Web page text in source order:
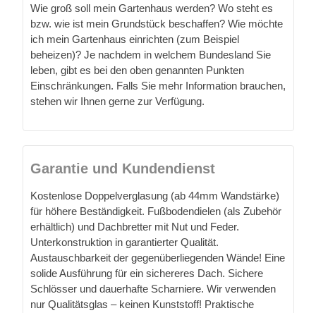
Wie groß soll mein Gartenhaus werden? Wo steht es
bzw. wie ist mein Grundstück beschaffen? Wie möchte
ich mein Gartenhaus einrichten (zum Beispiel
beheizen)? Je nachdem in welchem Bundesland Sie
leben, gibt es bei den oben genannten Punkten
Einschränkungen. Falls Sie mehr Information brauchen,
stehen wir Ihnen gerne zur Verfügung.
Garantie und Kundendienst
Kostenlose Doppelverglasung (ab 44mm Wandstärke)
für höhere Beständigkeit. Fußbodendielen (als Zubehör
erhältlich) und Dachbretter mit Nut und Feder.
Unterkonstruktion in garantierter Qualität.
Austauschbarkeit der gegenüberliegenden Wände! Eine
solide Ausführung für ein sichereres Dach. Sichere
Schlösser und dauerhafte Scharniere. Wir verwenden
nur Qualitätsglas – keinen Kunststoff! Praktische